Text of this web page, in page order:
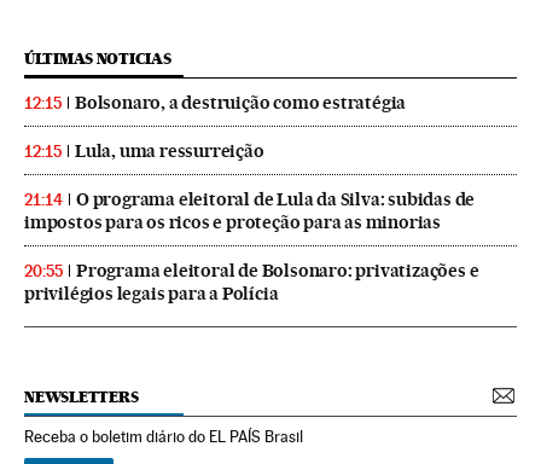
ÚLTIMAS NOTICIAS
12:15 Bolsonaro, a destruição como estratégia
12:15 Lula, uma ressurreição
21:14
O programa eleitoral de Lula da Silva: subidas de
impostos para os ricos e proteção para as minorias
20:55
Programa eleitoral de Bolsonaro: privatizações e
privilégios legais para a Polícia
NEWSLETTERS
Receba o boletim diário do EL PAÍS Brasil